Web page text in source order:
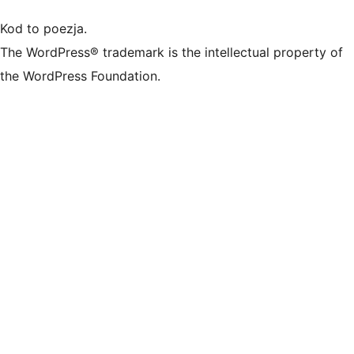
Kod to poezja.
The WordPress® trademark is the intellectual property of
the WordPress Foundation.